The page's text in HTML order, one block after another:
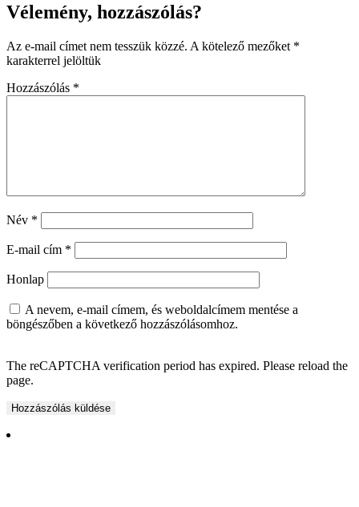
Vélemény, hozzászólás?
Az e-mail címet nem tesszük közzé. A kötelező mezőket *
karakterrel jelöltük
Hozzászólás *
Név *
E-mail cím *
Honlap
A nevem, e-mail címem, és weboldalcímem mentése a
böngészőben a következő hozzászólásomhoz.
The reCAPTCHA verification period has expired. Please reload the
page.